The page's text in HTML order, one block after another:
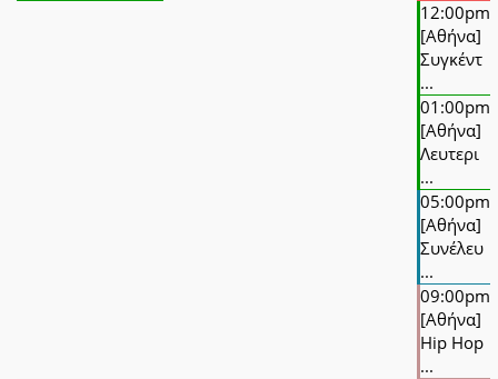
12:00pm
[Αθήνα]
Συγκέντ
...
01:00pm
[Αθήνα]
Λευτερι
...
05:00pm
[Αθήνα]
Συνέλευ
...
09:00pm
[Αθήνα]
Hip Hop
...